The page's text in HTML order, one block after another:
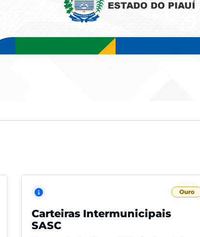
Ouro
Carteiras Intermunicipais
SASC